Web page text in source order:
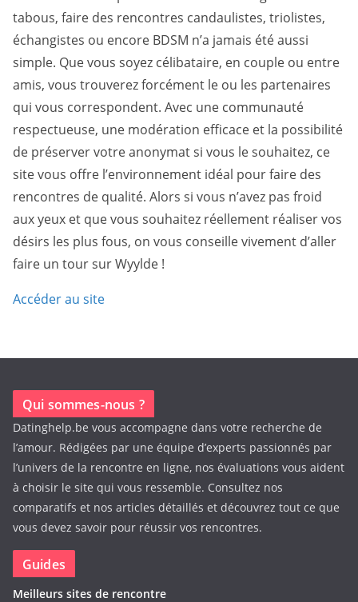
tabous, faire des rencontres candaulistes, triolistes,
échangistes ou encore BDSM n’a jamais été aussi
simple. Que vous soyez célibataire, en couple ou entre
amis, vous trouverez forcément le ou les partenaires
qui vous correspondent. Avec une communauté
respectueuse, une modération efficace et la possibilité
de préserver votre anonymat si vous le souhaitez, ce
site vous offre l’environnement idéal pour faire des
rencontres de qualité. Alors si vous n’avez pas froid
aux yeux et que vous souhaitez réellement réaliser vos
désirs les plus fous, on vous conseille vivement d’aller
faire un tour sur Wyylde !
Accéder au site
Qui sommes-nous ?
Datinghelp.be vous accompagne dans votre recherche de
l’amour. Rédigées par une équipe d’experts passionnés par
l’univers de la rencontre en ligne, nos évaluations vous aident
à choisir le site qui vous ressemble. Consultez nos
comparatifs et nos articles détaillés et découvrez tout ce que
vous devez savoir pour réussir vos rencontres.
Guides
Meilleurs sites de rencontre